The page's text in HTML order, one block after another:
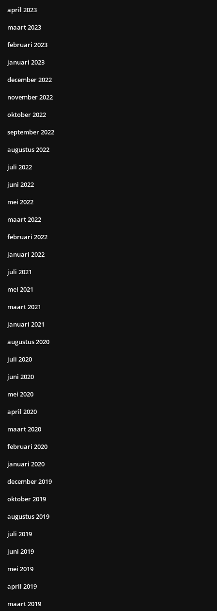
april 2023
maart 2023
februari 2023
januari 2023
december 2022
november 2022
oktober 2022
september 2022
augustus 2022
juli 2022
juni 2022
mei 2022
maart 2022
februari 2022
januari 2022
juli 2021
mei 2021
maart 2021
januari 2021
augustus 2020
juli 2020
juni 2020
mei 2020
april 2020
maart 2020
februari 2020
januari 2020
december 2019
oktober 2019
augustus 2019
juli 2019
juni 2019
mei 2019
april 2019
maart 2019